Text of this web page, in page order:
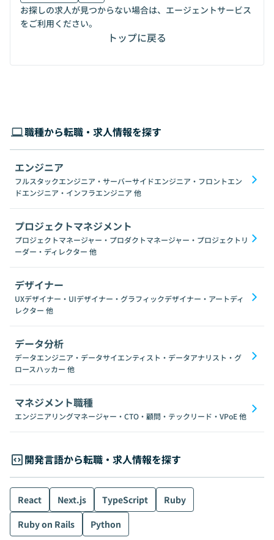
お探しの求人が見つからない場合は、エージェントサービス
をご利用ください。
トップに戻る
職種から転職・求人情報を探す
エンジニア
フルスタックエンジニア・サーバーサイドエンジニア・フロントエン
ドエンジニア・インフラエンジニア 他
プロジェクトマネジメント
プロジェクトマネージャー・プロダクトマネージャー・プロジェクトリ
ーダー・ディレクター 他
デザイナー
UXデザイナー・UIデザイナー・グラフィックデザイナー・アートディ
レクター 他
データ分析
データエンジニア・データサイエンティスト・データアナリスト・グ
ロースハッカー 他
マネジメント職種
エンジニアリングマネージャー・CTO・顧問・テックリード・VPoE他
開発言語から転職・求人情報を探す
React Next.js TypeScript
Ruby
Ruby on Rails
Python